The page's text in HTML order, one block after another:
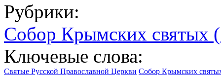
Рубрики:
Собор Крымских святых
Ключевые слова:
Святые Русской Православной Церкви Собор Крымских